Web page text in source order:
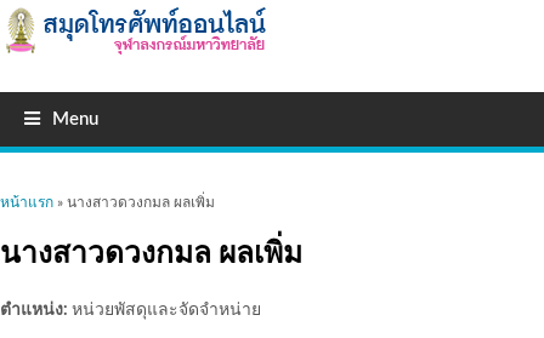
Menu
คุณอยู่ที่นี่
หน้าแรก » นางสาวดวงกมล ผลเพิ่ม
นางสาวดวงกมล ผลเพิ่ม
ตำแหน่ง: หน่วยพัสดุและจัดจำหน่าย